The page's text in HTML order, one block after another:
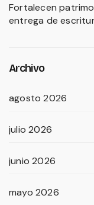
Fortalecen
entrega de
Archivo
agosto 2026
julio 2026
junio 2026
mayo 2026